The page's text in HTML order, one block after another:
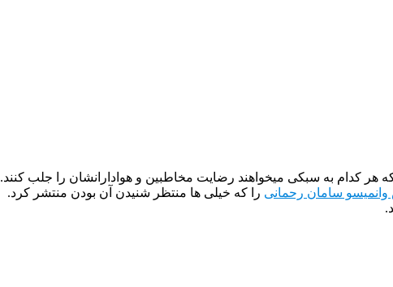
هر کدام به سبکی میخواهند رضایت مخاطبین و هوادارانشان را جلب کنند.
سامان رحمانی را که خیلی ها منتظر شنیدن آن بودن منتشر کرد.